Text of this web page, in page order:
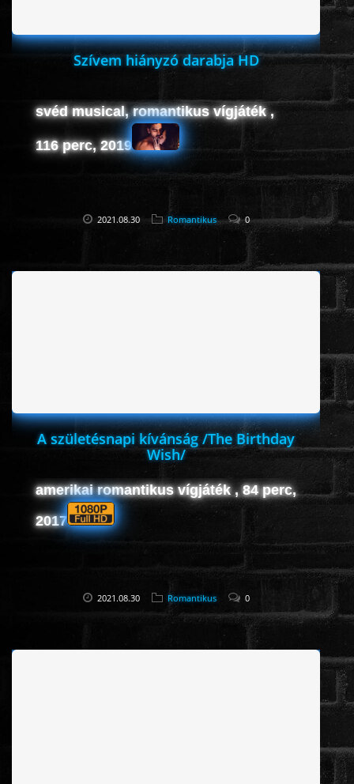
Szívem hiányzó darabja HD
svéd musical, romantikus vígjáték ,
116 perc, 2019
2021.08.30 Romantikus 0
A születésnapi kívánság /The Birthday
Wish/
amerikai romantikus vígjáték , 84 perc,
2017
2021.08.30 Romantikus 0